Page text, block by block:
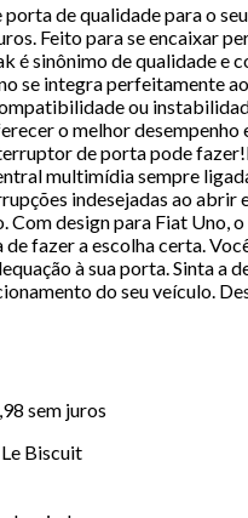
de qualidade para o
Feito para se encaixar
é sinônimo de qualidade e
se integra perfeitamente
ou
o melhor desempenho
de porta pode
multimídia sempre
indesejadas ao
Com design para Fiat
fazer a escolha certa.
à sua porta. Sinta a
do seu veículo.
sem juros
Le Biscuit